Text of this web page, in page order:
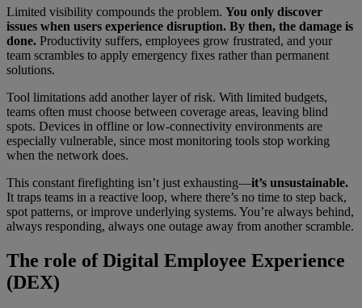
Limited visibility compounds the problem. You only discover
issues when users experience disruption. By then, the damage is
done. Productivity suffers, employees grow frustrated, and your
team scrambles to apply emergency fixes rather than permanent
solutions.
Tool limitations add another layer of risk. With limited budgets,
teams often must choose between coverage areas, leaving blind
spots. Devices in offline or low-connectivity environments are
especially vulnerable, since most monitoring tools stop working
when the network does.
This constant firefighting isn’t just exhausting—it’s unsustainable.
It traps teams in a reactive loop, where there’s no time to step back,
spot patterns, or improve underlying systems. You’re always behind,
always responding, always one outage away from another scramble.
The role of Digital Employee Experience
(DEX)